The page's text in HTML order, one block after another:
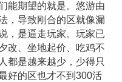
能期望的就是。悠游由
，导致刚合的区就像漏
，是逼走玩家。玩家已
改、坐地起价、吃鸡不
都是越来越少，少得只
好的区也才不到300活